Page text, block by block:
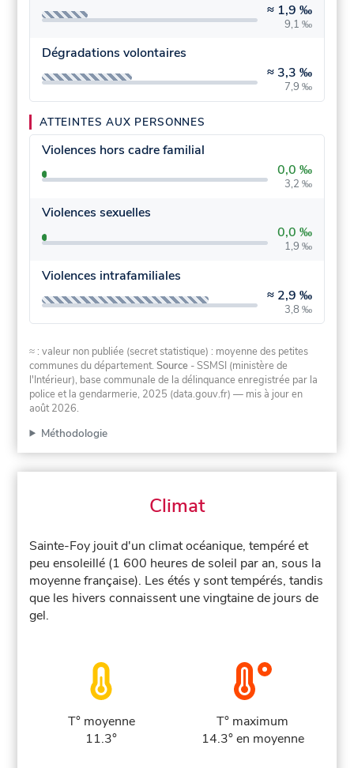
≈ 1,9 ‰
9,1 ‰
Dégradations volontaires
≈ 3,3 ‰
7,9 ‰
ATTEINTES AUX PERSONNES
Violences hors cadre familial
0,0 ‰
3,2 ‰
Violences sexuelles
0,0 ‰
1,9 ‰
Violences intrafamiliales
≈ 2,9 ‰
3,8 ‰
≈ : valeur non publiée (secret statistique) : moyenne des petites
communes du département.Source - SSMSI (ministère de
l'Intérieur), base communale de la délinquance enregistrée par la
police et la gendarmerie, 2025 (data.gouv.fr) — mis à jour en
août 2026.
Méthodologie
Climat
Sainte-Foy jouit d'un climat océanique, tempéré et
peu ensoleillé (1 600 heures de soleil par an, sous la
moyenne française). Les étés y sont tempérés, tandis
que les hivers connaissent une vingtaine de jours de
gel.
T° moyenne
11.3°
T° maximum
14.3° en moyenne